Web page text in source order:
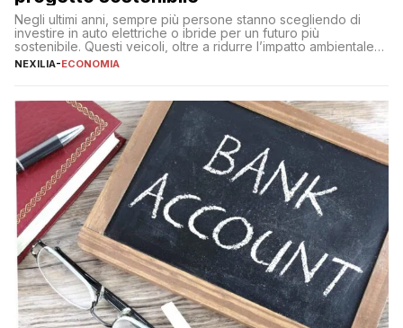
Negli ultimi anni, sempre più persone stanno scegliendo di
investire in auto elettriche o ibride per un futuro più
sostenibile. Questi veicoli, oltre a ridurre l’impatto ambientale,
offrono vantaggi economici a lungo termine, come minori costi
fare se non […]
NEXILIA-ECONOMIA